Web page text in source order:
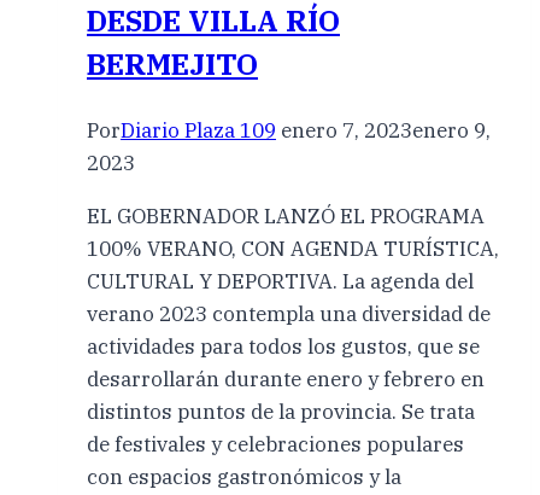
DESDE VILLA RÍO
BERMEJITO
PorDiario Plaza 109 enero 7, 2023enero 9,
2023
EL GOBERNADOR LANZÓ EL PROGRAMA
100% VERANO, CON AGENDA TURÍSTICA,
CULTURAL Y DEPORTIVA. La agenda del
verano 2023 contempla una diversidad de
actividades para todos los gustos, que se
desarrollarán durante enero y febrero en
distintos puntos de la provincia. Se trata
de festivales y celebraciones populares
con espacios gastronómicos y la